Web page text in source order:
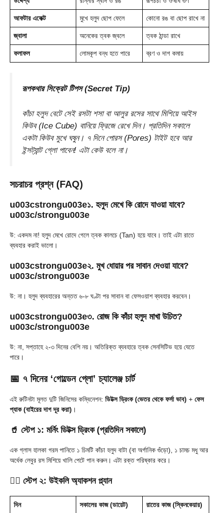
আফটার এফেক্ট মুখে হলুদ ছোপ ফেলে কোনো রঙ বা ছোপ রাখে না
জ্বালা অনেকের ত্বক জ্বলে ত্বক ঠান্ডা রাখে
ফলাফল লোমকূপ বন্ধ হতে পারে ব্রণ ও দাগ কমায়
রূপকথার সিক্রেট টিপস (Secret Tip)
কাঁচা হলুদ বেটে সেই রসটা শসা বা আলুর রসের সাথে মিশিয়ে আইস
কিউব (Ice Cube) বানিয়ে ফ্রিজে রেখে দিন। প্রতিদিন সকালে
একটা কিউব মুখে ঘষুন। ৭ দিনে পোরস (Pores) টাইট হবে আর
ইন্সট্যান্ট গ্লো পাবেন! এটা কেউ বলে না।
সচরাচর প্রশ্ন (FAQ)
u003cstrongu003e১. হলুদ মেখে কি রোদে যাওয়া যাবে?
u003c/strongu003e
উ: একদম না! হলুদ মেখে রোদে গেলে ত্বক কালচে (Tan) হয়ে যাবে। তাই এটা রাতে
ব্যবহার করাই ভালো।
u003cstrongu003e২. মুখ ধোয়ার পর সাবান দেওয়া যাবে?
u003c/strongu003e
উ: না। হলুদ ব্যবহারের অন্তত ৬-৮ ঘণ্টা পর সাবান বা ফেসওয়াশ ব্যবহার করবেন।
u003cstrongu003e৩. রোজ কি কাঁচা হলুদ মাখা উচিত?
u003c/strongu003e
উ: না, সপ্তাহে ২-৩ দিনের বেশি নয়। অতিরিক্ত ব্যবহারে ত্বক সেনসিটিভ হয়ে যেতে
পারে।
📅 ৭ দিনের ‘গোল্ডেন গ্লো’ চ্যালেঞ্জ চার্ট
এই রুটিনটা মূলত দুটি জিনিসের কম্বিনেশন: ডিটক্স ড্রিংক (ভেতর থেকে ফর্সা ভাব) + ফেস
প্যাক (বাইরের দাগ দূর করা) ।
🥤 স্টেপ ১: মর্নিং ডিটক্স ড্রিংক (প্রতিদিন সকালে)
এক গ্লাস হালকা গরম পানিতে ১ চিমটি কাঁচা হলুদ বাটা (বা অর্গানিক গুঁড়ো), ১ চামচ মধু আর
অর্ধেক লেবুর রস মিশিয়ে খালি পেটে পান করুন। এটা রক্ত পরিষ্কার করে।
🧖‍♀️ স্টেপ ২: উইকলি অ্যাকশন প্ল্যান
দিন সকালের কাজ (ডায়েট) রাতের কাজ (স্কিনকেয়ার)